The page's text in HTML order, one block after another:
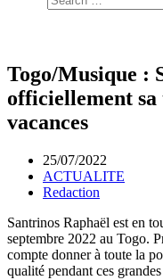
Togo/Musique :
officiellement sa
vacances
25/07/2022
ACTUALITE
Redaction
Santrinos Raphaël est en
septembre 2022 au Togo.
compte donner à toute la
qualité pendant ces